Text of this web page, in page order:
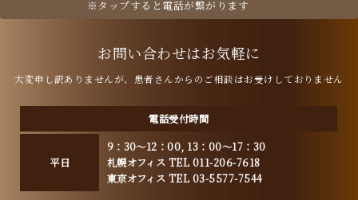
※タップすると電話が繋がります
お問い合わせはお気軽に
大変申し訳ありませんが、患者さんからのご相談はお受けしておりません
電話受付時間
平日
9：30～12：00, 13：00～17：30
札幌オフィス TEL 011-206-7618
東京オフィス TEL 03-5577-7544